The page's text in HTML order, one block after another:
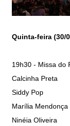
Quinta-feira (30/
19h30 - Missa do
Calcinha Preta
Siddy Pop
Marília Mendonça
Ninéia Oliveira